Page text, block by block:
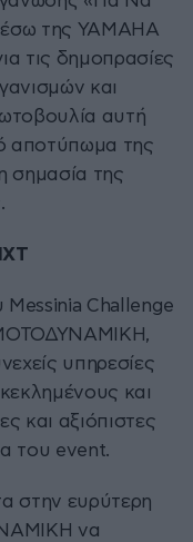
της YAMAHA
τις δημοπρασίες
και
αυτή
αποτύπωμα της
σημασία της
Challenge
ΜΟΤΟΔΥΝΑΜΙΚΗ,
υπηρεσίες
και
και αξιόπιστες
του event.
στην ευρύτερη
να